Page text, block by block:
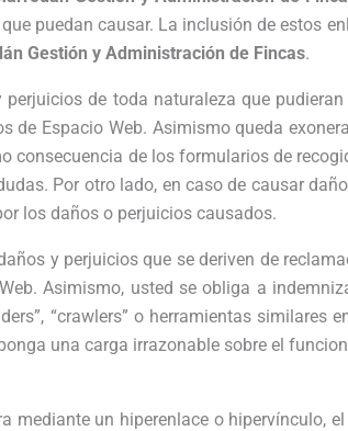
puedan causar. La inclusión de estos
Gestión y Administración de Fincas.
de toda naturaleza que
Espacio Web. Asimismo queda
consecuencia de los formularios de
Por otro lado, en caso de causar
los daños o perjuicios causados.
y perjuicios que se deriven de
Asimismo, usted se obliga a
“crawlers” o herramientas similares
una carga irrazonable sobre el
mediante un hiperenlace o hipervínculo,